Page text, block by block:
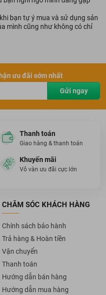
bạn tự ý mua và sử dụng sản
mình cũng như không có chỉ
ưu đãi sớm nhất
Gửi ngay
Thanh toán
Giao hàng & thanh toán
Khuyến mãi
Vô vàn ưu đãi cực lớn
CHĂM SÓC KHÁCH HÀNG
Chính sách bảo hành
Trả hàng & Hoàn tiền
Vận chuyển
Thanh toán
Hướng dẫn bán hàng
Hướng dẫn mua hàng